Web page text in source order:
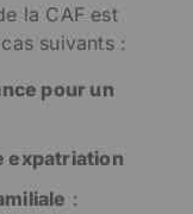
la CAF est
suivants :
pour un
expatriation
: